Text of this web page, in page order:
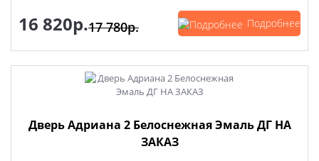
16 820р.17 780р. Подробнее
Дверь Адриана 2 Белоснежная Эмаль ДГ НА
ЗАКАЗ